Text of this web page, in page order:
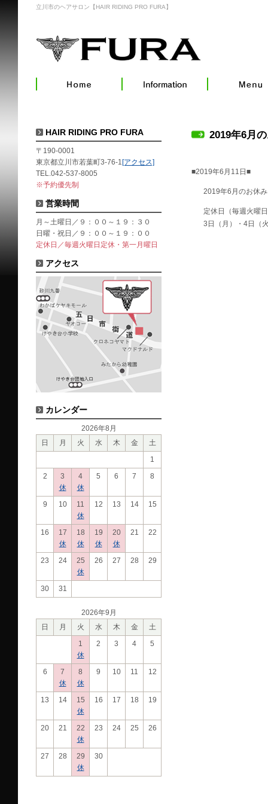
立川市のヘアサロン【HAIR RIDING PRO FURA】
2019年6月
■2019年6月11日■
2019年6月のお休
定休日（毎週火曜
3日（月）・4日（
HAIR RIDING PRO FURA
〒190-0001
東京都立川市若葉町3-76-1 [アクセス]
TEL.042-537-8005
※予約優先制
営業時間
月～土曜日／９：００～１９：３０
日曜・祝日／９：００～１９：００
定休日／毎週火曜日定休・第一月曜日
アクセス
カレンダー
2026年8月
日
月 火 水 木 金
土
1
2
3
休
4
休
5 6 7 8
9 10
11
休
12 13 14 15
16
17
休
18
休
19
休
20
休
21 22
23 24
25
休
26 27 28 29
30 31
2026年9月
日
月 火 水 木 金
土
1
休
2 3 4 5
6
7
休
8
休
9 10 11 12
13 14
15
休
16 17 18 19
20 21
22
休
23 24 25 26
27 28
29
休
30